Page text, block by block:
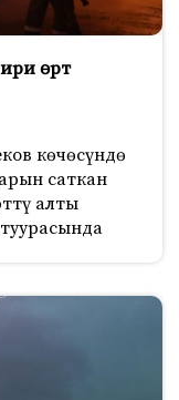
өрт
көчөсүндө
саткан
алты